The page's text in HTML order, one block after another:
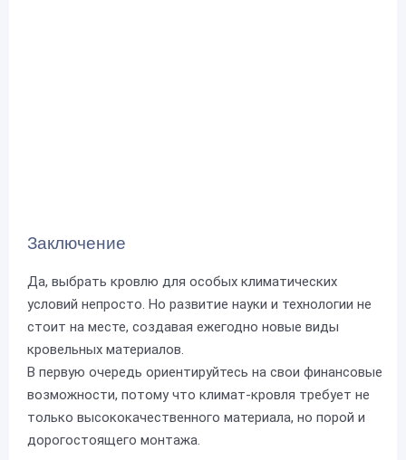
Заключение
Да, выбрать кровлю для особых климатических
условий непросто. Но развитие науки и технологии не
стоит на месте, создавая ежегодно новые виды
кровельных материалов.
В первую очередь ориентируйтесь на свои финансовые
возможности, потому что климат-кровля требует не
только высококачественного материала, но порой и
дорогостоящего монтажа.